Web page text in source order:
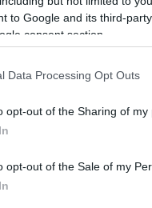
to Google and its third-
consent section.
Data Processing Opt Outs
opt-out of the Sharing of my
opt-out of the Sale of my
09.02.2026
je pro biatlonisty
bez trestných kol,
získáte tím, že jste dobrý